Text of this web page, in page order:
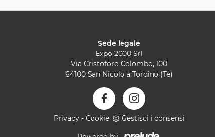
Sede legale
Expo 2000 Srl
Via Cristoforo Colombo, 100
64100 San Nicolo a Tordino (Te)
Privacy - Cookie Gestisci i consensi